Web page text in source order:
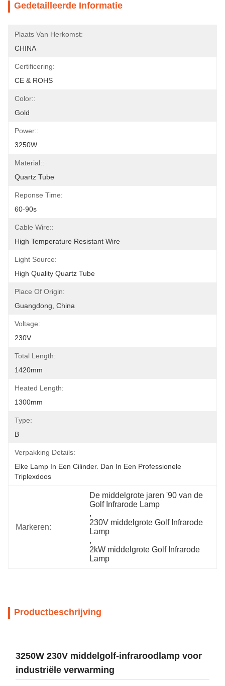
Gedetailleerde Informatie
Plaats Van Herkomst:
CHINA
Certificering:
CE & ROHS
Color::
Gold
Power::
3250W
Material::
Quartz Tube
Reponse Time:
60-90s
Cable Wire::
High Temperature Resistant Wire
Light Source:
High Quality Quartz Tube
Place Of Origin:
Guangdong, China
Voltage:
230V
Total Length:
1420mm
Heated Length:
1300mm
Type:
B
Verpakking Details:
Elke Lamp In Een Cilinder. Dan In Een Professionele
Triplexdoos
Markeren:
De middelgrote jaren '90 van de
Golf Infrarode Lamp
,
230V middelgrote Golf Infrarode
Lamp
,
2kW middelgrote Golf Infrarode
Lamp
Productbeschrijving
3250W 230V middelgolf-infraroodlamp voor
industriële verwarming